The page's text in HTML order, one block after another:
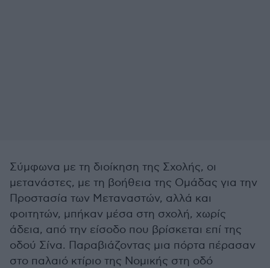
Σύμφωνα με τη διοίκηση της Σχολής, οι
μετανάστες, με τη βοήθεια της Ομάδας για την
Προστασία των Μεταναστών, αλλά και
φοιτητών, μπήκαν μέσα στη σχολή, χωρίς
άδεια, από την είσοδο που βρίσκεται επί της
οδού Σίνα. Παραβιάζοντας μια πόρτα πέρασαν
στο παλαιό κτίριο της Νομικής στη οδό